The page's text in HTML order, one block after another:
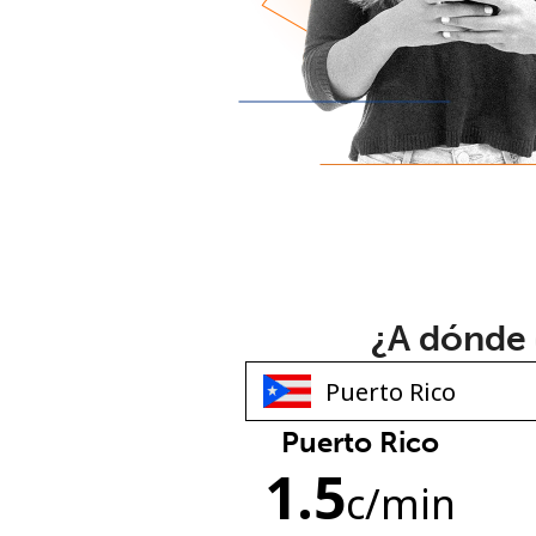
¿A
Puerto Rico
1.5c/min